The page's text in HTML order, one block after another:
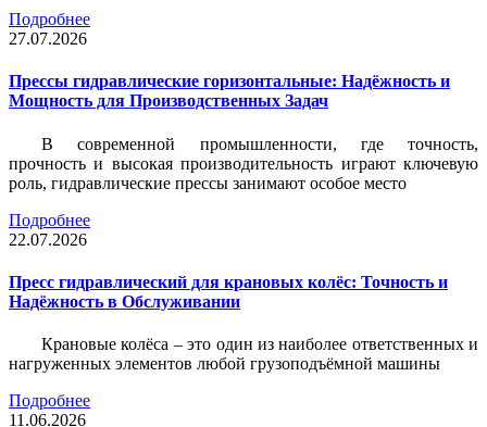
Подробнее
27.07.2026
Прессы гидравлические горизонтальные: Надёжность и
Мощность для Производственных Задач
В современной промышленности, где точность,
прочность и высокая производительность играют ключевую
роль, гидравлические прессы занимают особое место
Подробнее
22.07.2026
Пресс гидравлический для крановых колёс: Точность и
Надёжность в Обслуживании
Крановые колёса – это один из наиболее ответственных и
нагруженных элементов любой грузоподъёмной машины
Подробнее
11.06.2026